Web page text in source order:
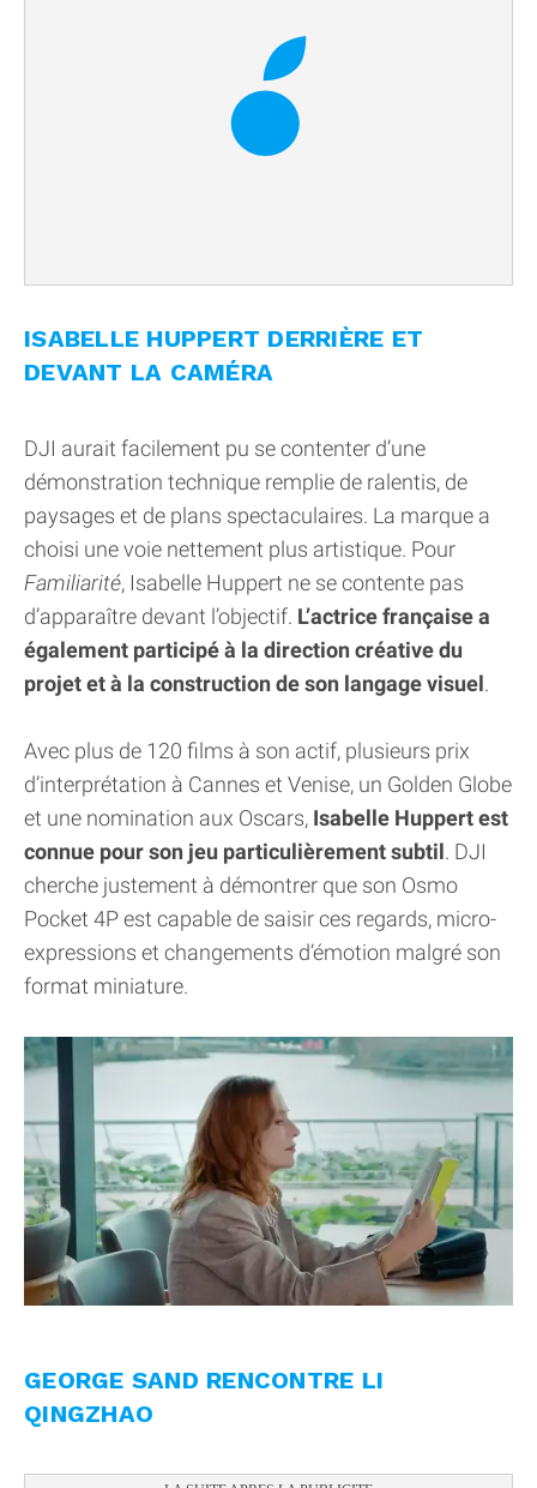
ISABELLE HUPPERT DERRIÈRE ET
DEVANT LA CAMÉRA
DJI aurait facilement pu se contenter d’une
démonstration technique remplie de ralentis, de
paysages et de plans spectaculaires. La marque a
choisi une voie nettement plus artistique. Pour
Familiarité, Isabelle Huppert ne se contente pas
d’apparaître devant l’objectif. L’actrice française a
également participé à la direction créative du
projet et à la construction de son langage visuel.
Avec plus de 120 films à son actif, plusieurs prix
d’interprétation à Cannes et Venise, un Golden Globe
et une nomination aux Oscars, Isabelle Huppert est
connue pour son jeu particulièrement subtil. DJI
cherche justement à démontrer que son Osmo
Pocket 4P est capable de saisir ces regards, micro-
expressions et changements d’émotion malgré son
format miniature.
GEORGE SAND RENCONTRE LI
QINGZHAO